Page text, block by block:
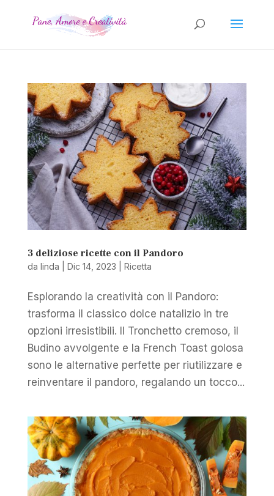
3 deliziose ricette con il Pandoro
da linda Dic 14, 2023 Ricetta
Esplorando la creatività con il Pandoro:
trasforma il classico dolce natalizio in tre
opzioni irresistibili. Il Tronchetto cremoso, il
Budino avvolgente e la French Toast golosa
sono le alternative perfette per riutilizzare e
reinventare il pandoro, regalando un tocco...